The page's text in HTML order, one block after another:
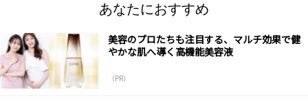
あなたにおすすめ
美容のプロたちも注目する、マルチ効果で健
やかな肌へ導く高機能美容液
（PR）